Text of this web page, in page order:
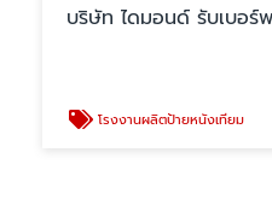
บริษัท ไดมอนด์ รับเบอร์
โรงงานผลิตป้ายหนังเทียม